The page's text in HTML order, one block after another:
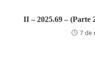
II – 2025.69 – (Parte
7 de